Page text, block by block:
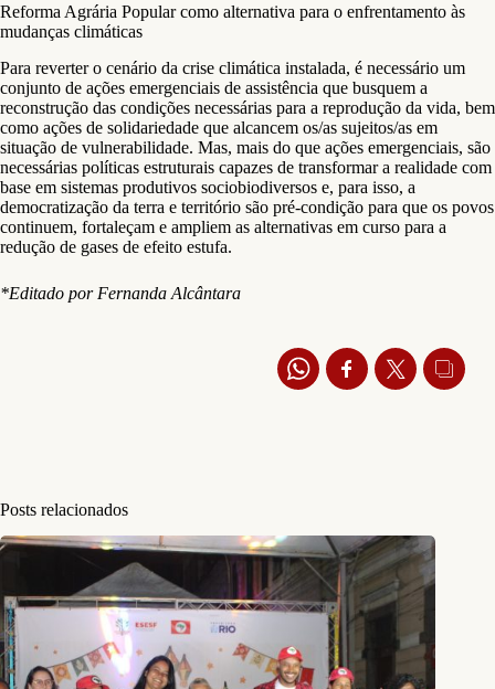
Reforma Agrária Popular como alternativa para o enfrentamento às
mudanças climáticas
Para reverter o cenário da crise climática instalada, é necessário um
conjunto de ações emergenciais de assistência que busquem a
reconstrução das condições necessárias para a reprodução da vida, bem
como ações de solidariedade que alcancem os/as sujeitos/as em
situação de vulnerabilidade. Mas, mais do que ações emergenciais, são
necessárias políticas estruturais capazes de transformar a realidade com
base em sistemas produtivos sociobiodiversos e, para isso, a
democratização da terra e território são pré-condição para que os povos
continuem, fortaleçam e ampliem as alternativas em curso para a
redução de gases de efeito estufa.
*Editado por Fernanda Alcântara
Posts relacionados